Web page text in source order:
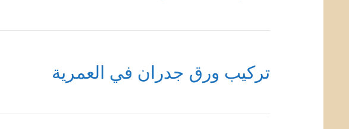
تركيب ورق جدران في العمرية